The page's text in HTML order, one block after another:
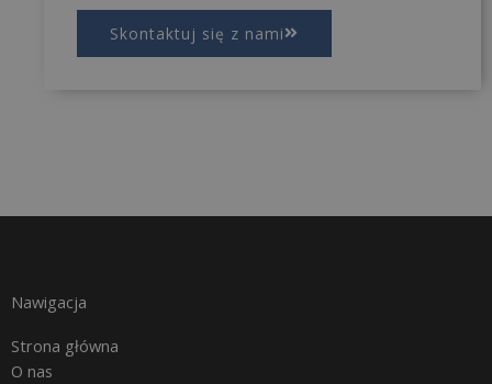
Skontaktuj się z nami
Nawigacja
Strona główna
O nas